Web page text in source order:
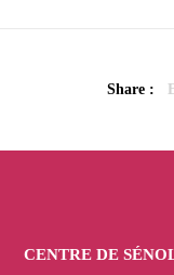
Share :
CENTRE DE